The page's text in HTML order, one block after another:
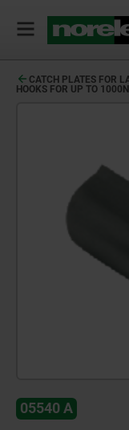
CATCH PLATES FOR
HOOKS FOR UP TO
05540 A